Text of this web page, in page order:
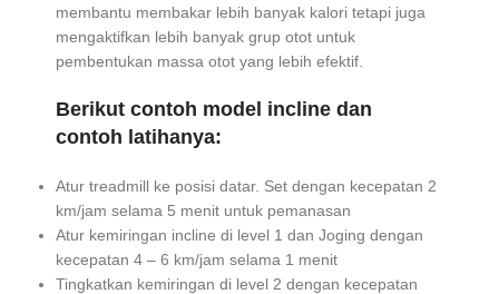
membantu membakar lebih banyak kalori tetapi juga
mengaktifkan lebih banyak grup otot untuk
pembentukan massa otot yang lebih efektif.
Berikut contoh model incline dan
contoh latihanya:
Atur treadmill ke posisi datar. Set dengan kecepatan 2
km/jam selama 5 menit untuk pemanasan
Atur kemiringan incline di level 1 dan Joging dengan
kecepatan 4 – 6 km/jam selama 1 menit
Tingkatkan kemiringan di level 2 dengan kecepatan